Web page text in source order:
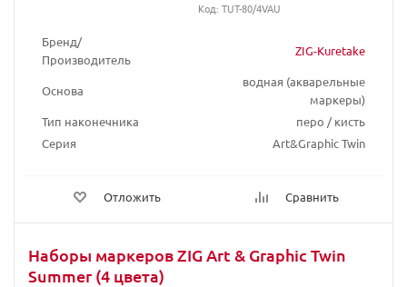
Бренд/
Производитель
ZIG-Kuretake
Основа
водная (акварельные
маркеры)
Тип наконечника
перо / кисть
Серия
Art&Graphic Twin
Отложить Сравнить
Код: TUT-80/4VAU
Наборы маркеров ZIG Art & Graphic Twin
Summer (4 цвета)